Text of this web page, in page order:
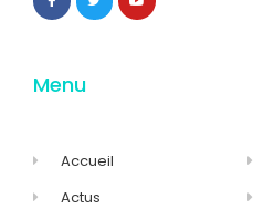
Menu
Accueil
Actus